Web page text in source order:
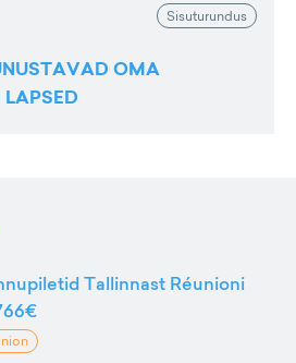
Sisuturundus
OMA
LAPSED
Tallinnast Réunioni